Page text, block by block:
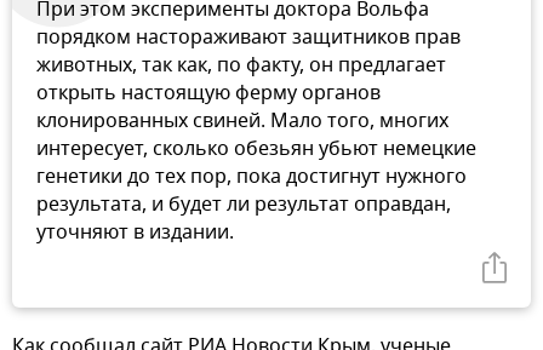
При этом эксперименты доктора Вольфа
порядком настораживают защитников прав
животных, так как, по факту, он предлагает
открыть настоящую ферму органов
клонированных свиней. Мало того, многих
интересует, сколько обезьян убьют немецкие
генетики до тех пор, пока достигнут нужного
результата, и будет ли результат оправдан,
уточняют в издании.